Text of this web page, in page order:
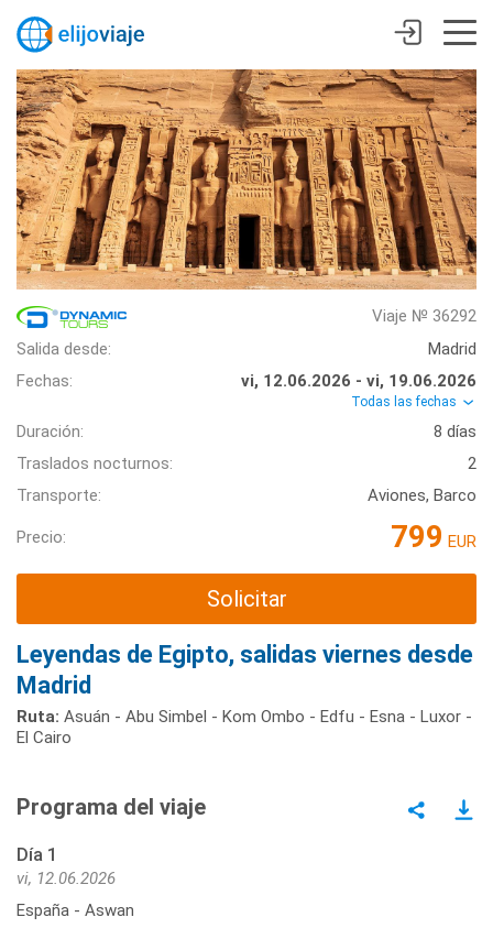
Viaje № 36292
Salida desde:
Madrid
Fechas:
vi, 12.06.2026 - vi, 19.06.2026
Todas las fechas
Duración:
8 días
Traslados nocturnos:
2
Transporte:
Aviones, Barco
Precio: 799 EUR
Solicitar
Leyendas de Egipto, salidas viernes desde
Madrid
Ruta: Asuán - Abu Simbel - Kom Ombo - Edfu - Esna - Luxor -
El Cairo
Programa del viaje
Día 1
vi, 12.06.2026
España - Aswan